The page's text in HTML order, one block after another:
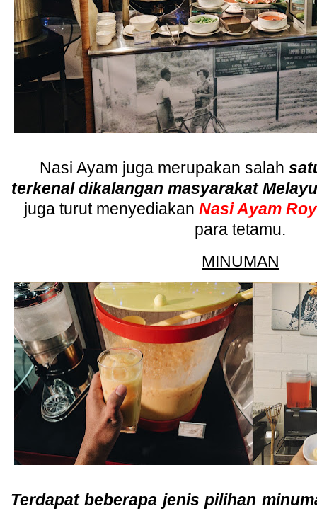
Nasi Ayam juga merupakan salah
terkenal dikalangan masyarakat
juga turut menyediakanNasi Ayam
para tetamu.
MINUMAN
Terdapat beberapa jenis pilihan